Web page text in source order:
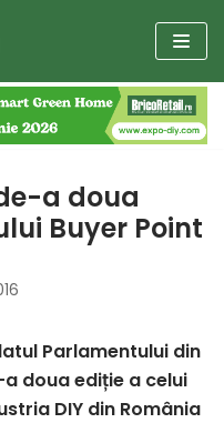
a doua
Buyer Point
Parlamentului din
doua ediție a celui
DIY din România